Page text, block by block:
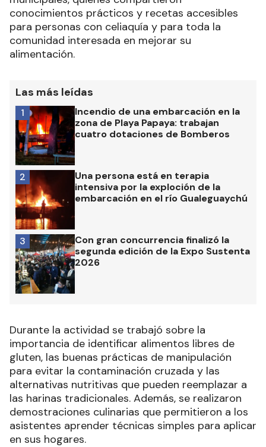
conocimientos prácticos y recetas accesibles
para personas con celiaquía y para toda la
comunidad interesada en mejorar su
alimentación.
Las más leídas
Incendio de una embarcación en la
zona de Playa Papaya: trabajan
cuatro dotaciones de Bomberos
1
Una persona está en terapia
intensiva por la exploción de la
embarcación en el río Gualeguaychú
2
Con gran concurrencia finalizó la
segunda edición de la Expo Sustenta
2026
3
Durante la actividad se trabajó sobre la
importancia de identificar alimentos libres de
gluten, las buenas prácticas de manipulación
para evitar la contaminación cruzada y las
alternativas nutritivas que pueden reemplazar a
las harinas tradicionales. Además, se realizaron
demostraciones culinarias que permitieron a los
asistentes aprender técnicas simples para aplicar
en sus hogares.